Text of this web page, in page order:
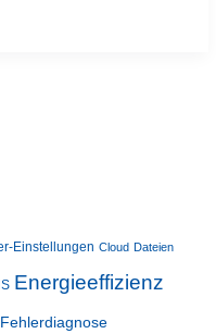
Einstellungen Cloud Dateien
Energieeffizienz
Fehlerdiagnose